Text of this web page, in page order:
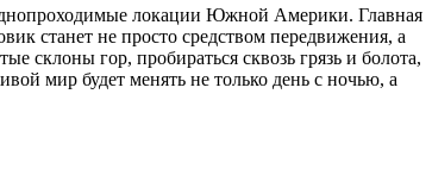
локации Южной Америки. Главная
станет не просто средством передвижения, а
склоны гор, пробираться сквозь грязь и болота,
мир будет менять не только день с ночью, а